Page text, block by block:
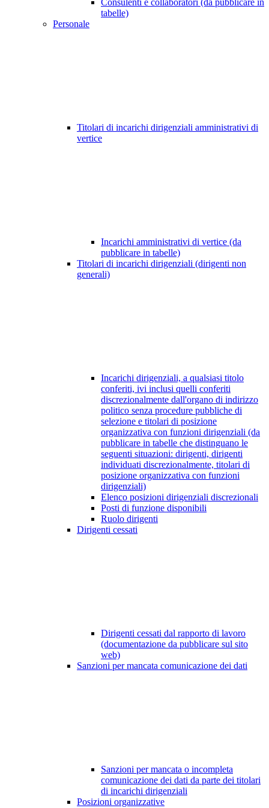
Consulenti e collaboratori (da pubblicare in
tabelle)
Personale
Titolari di incarichi dirigenziali amministrativi di
vertice
Incarichi amministrativi di vertice (da
pubblicare in tabelle)
Titolari di incarichi dirigenziali (dirigenti non
generali)
Incarichi dirigenziali, a qualsiasi titolo
conferiti, ivi inclusi quelli conferiti
discrezionalmente dall'organo di indirizzo
politico senza procedure pubbliche di
selezione e titolari di posizione
organizzativa con funzioni dirigenziali (da
pubblicare in tabelle che distinguano le
seguenti situazioni: dirigenti, dirigenti
individuati discrezionalmente, titolari di
posizione organizzativa con funzioni
dirigenziali)
Elenco posizioni dirigenziali discrezionali
Posti di funzione disponibili
Ruolo dirigenti
Dirigenti cessati
Dirigenti cessati dal rapporto di lavoro
(documentazione da pubblicare sul sito
web)
Sanzioni per mancata comunicazione dei dati
Sanzioni per mancata o incompleta
comunicazione dei dati da parte dei titolari
di incarichi dirigenziali
Posizioni organizzative